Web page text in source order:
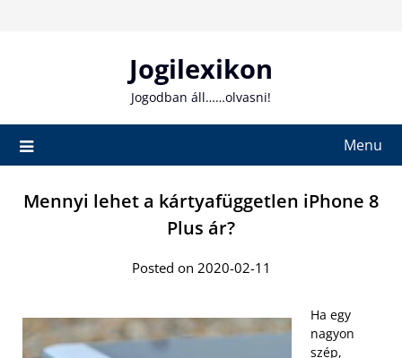
Jogilexikon
Jogodban áll……olvasni!
Menu
Mennyi lehet a kártyafüggetlen iPhone 8
Plus ár?
Posted on 2020-02-11
Ha egy
nagyon
szép,